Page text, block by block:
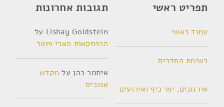
תפריט ראשי
עמוד ראשי
רשימת החדרים
אירגונים, ימי כיף ואירועים
תגובות אחרונות
Lishay Goldstein על
הרפתקאות הארי פוטר
איתמר כהן על מקדש
אנוביס